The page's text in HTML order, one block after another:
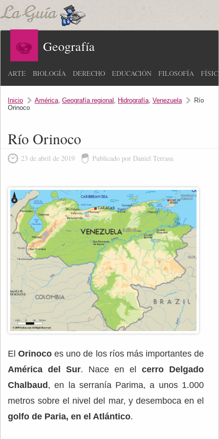
Geografía
ARTE BIOLOGÍA DERECHO EDUCACIÓN FILOSOFÍA
Inicio América, Geografía regional , Hidrografía, Venezuela
Río
Orinoco
Río Orinoco
23 de abril de 2019 Publicado por Daniel Terrasa
El Orinoco es uno de los ríos más importantes de
América del Sur. Nace en el
cerro Delgado
Chalbaud , en la serranía Parima, a unos 1.000
metros sobre el nivel del mar, y desemboca en el
golfo de Paria, en el Atlántico.